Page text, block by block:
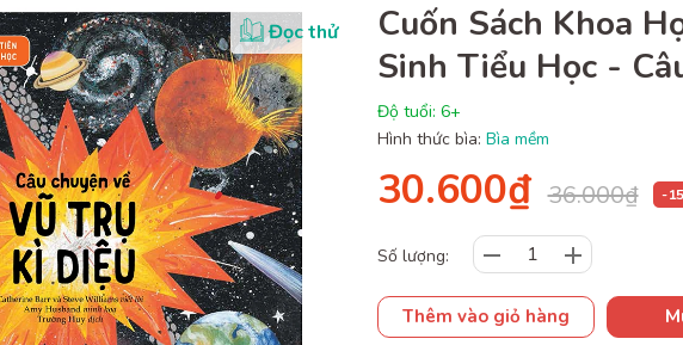
Đọc thử
Cuốn Sách Khoa
Sinh Tiểu Học -
Độ tuổi: 6+
Hình thức bìa: Bìa mềm
30.600₫ 36.000₫ -
Số lượng:
Thêm vào giỏ hàng